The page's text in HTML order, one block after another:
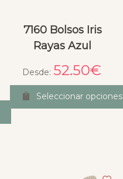
7160 Bolsos Iris
Rayas Azul
Desde: 52.50€
Seleccionar opciones